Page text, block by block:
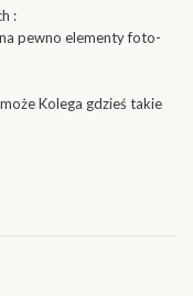
:
pewno elementy foto-
Kolega gdzieś takie